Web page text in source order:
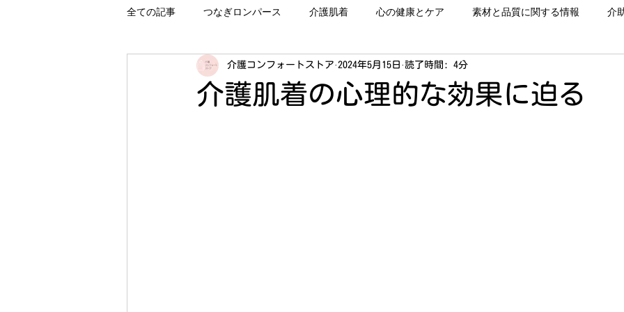
全ての記事 つなぎロンパース 介護肌着 心の健康とケア 素材と品質に関する情報 介
介護肌着の心理的な効果に迫る
介護コンフォートストア 2024年5月15日 読了時間: 4分